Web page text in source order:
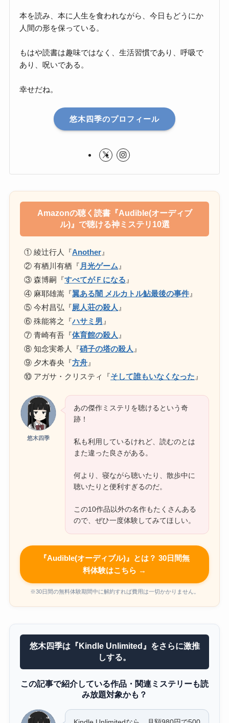
本を読み、本に人生を食われながら、今日もどうにか
人間の形を保っている。
もはや読書は趣味ではなく、生活習慣であり、呼吸で
あり、呪いである。
幸せだね。
悠木四季のプロフィール
Amazonの聴く読書『Audible(オーディブ
ル)』で聴ける神ミステリ10選
① 綾辻行人『Another』
② 有栖川有栖『月光ゲーム』
③ 森博嗣『すべてがＦになる』
④ 麻耶雄嵩『翼ある闇 メルカトル鮎最後の事件』
⑤ 今村昌弘『屍人荘の殺人』
⑥ 殊能将之『ハサミ男』
⑦ 青崎有吾『体育館の殺人』
⑧ 知念実希人『硝子の塔の殺人』
⑨ 夕木春央『方舟』
⑩ アガサ・クリスティ『そして誰もいなくなった』
悠木四季
あの傑作ミステリを聴けるという奇
跡！
私も利用しているけれど、読むのとは
また違った良さがある。
何より、寝ながら聴いたり、散歩中に
聴いたりと便利すぎるのだ。
この10作品以外の名作もたくさんある
ので、ぜひ一度体験してみてほしい。
『Audible(オーディブル)』とは？ 30日間無
料体験はこちら →
※30日間の無料体験期間中に解約すれば費用は一切かかりません。
悠木四季は『Kindle Unlimited』をさらに激推
しする。
この記事で紹介している作品・関連ミステリーも読
み放題対象かも？